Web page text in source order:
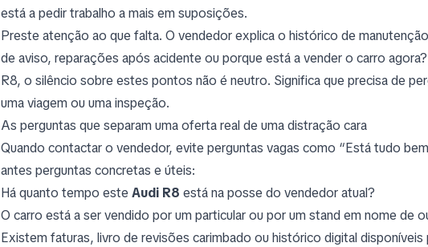
está a pedir trabalho a mais em suposições.
Preste atenção ao que falta. O vendedor explica o histórico de
de aviso, reparações após acidente ou porque está a vender o carro
R8, o silêncio sobre estes pontos não é neutro. Significa que precisa de
uma viagem ou uma inspeção.
As perguntas que separam uma oferta real de uma distração cara
Quando contactar o vendedor, evite perguntas vagas como “Está tudo
antes perguntas concretas e úteis:
Há quanto tempo este Audi R8 está na posse do vendedor atual?
O carro está a ser vendido por um particular ou por um stand em nome de
Existem faturas, livro de revisões carimbado ou histórico digital disponíveis